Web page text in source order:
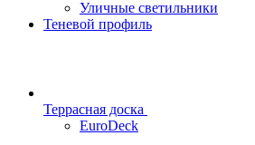
Уличные светильники
Теневой профиль
Террасная доска
EuroDeck